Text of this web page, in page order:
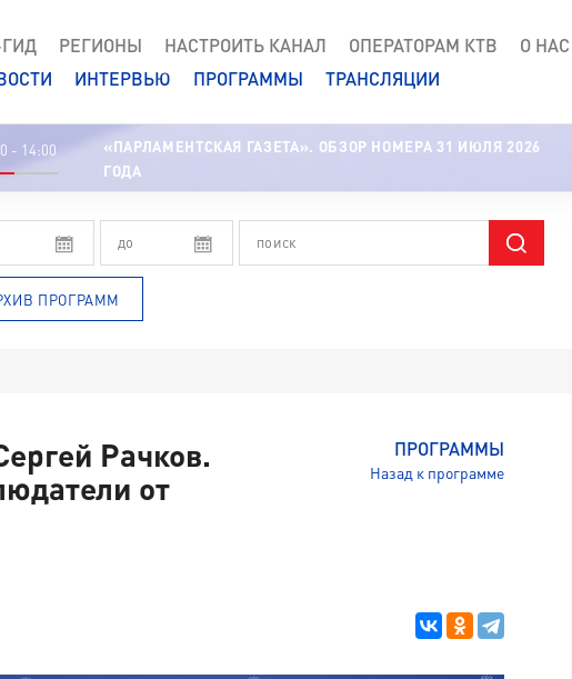
РЕГИОНЫ НАСТРОИТЬ КАНАЛ ОПЕРАТОРАМ КТВ
О НАС
ИНТЕРВЬЮ ПРОГРАММЫ ТРАНСЛЯЦИИ
- 14:00
«ПАРЛАМЕНТСКАЯ ГАЗЕТА». ОБЗОР НОМЕРА 31 ИЮЛЯ 2026
ГОДА
ПРОГРАММ
ПРОГРАММЫ
Назад к программе
Рачков.
от